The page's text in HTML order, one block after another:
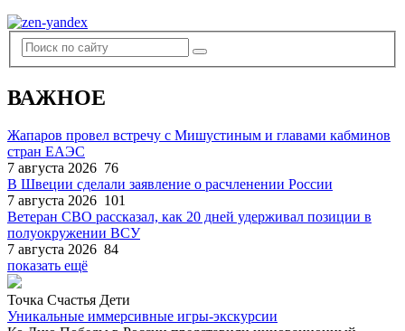
ВАЖНОЕ
Жапаров провел встречу с Мишустиным и главами кабминов
стран ЕАЭС
7 августа 2026 76
В Швеции сделали заявление о расчленении России
7 августа 2026 101
Ветеран СВО рассказал, как 20 дней удерживал позиции в
полуокружении ВСУ
7 августа 2026 84
показать ещё
Точка Счастья Дети
Уникальные иммерсивные игры-экскурсии